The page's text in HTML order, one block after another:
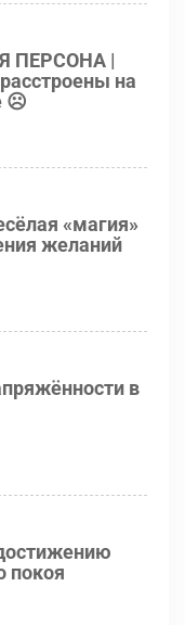
ПЕРСОНА |
на
☹️
«магия»
желаний
в
покоя